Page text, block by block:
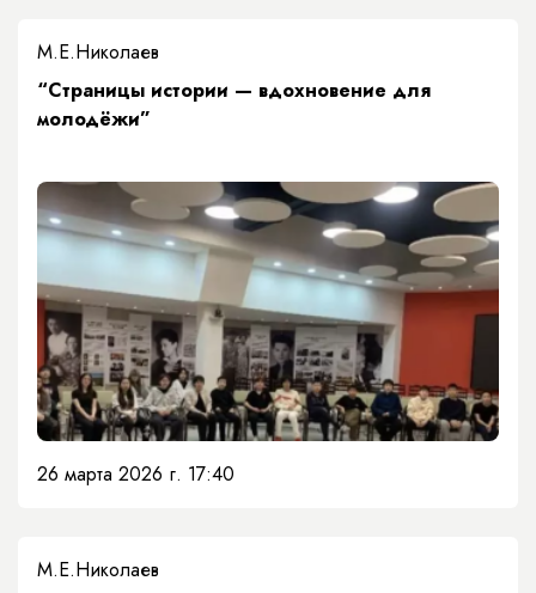
М.Е.Николаев
“Страницы истории — вдохновение для
молодёжи”
26 марта 2026 г. 17:40
М.Е.Николаев